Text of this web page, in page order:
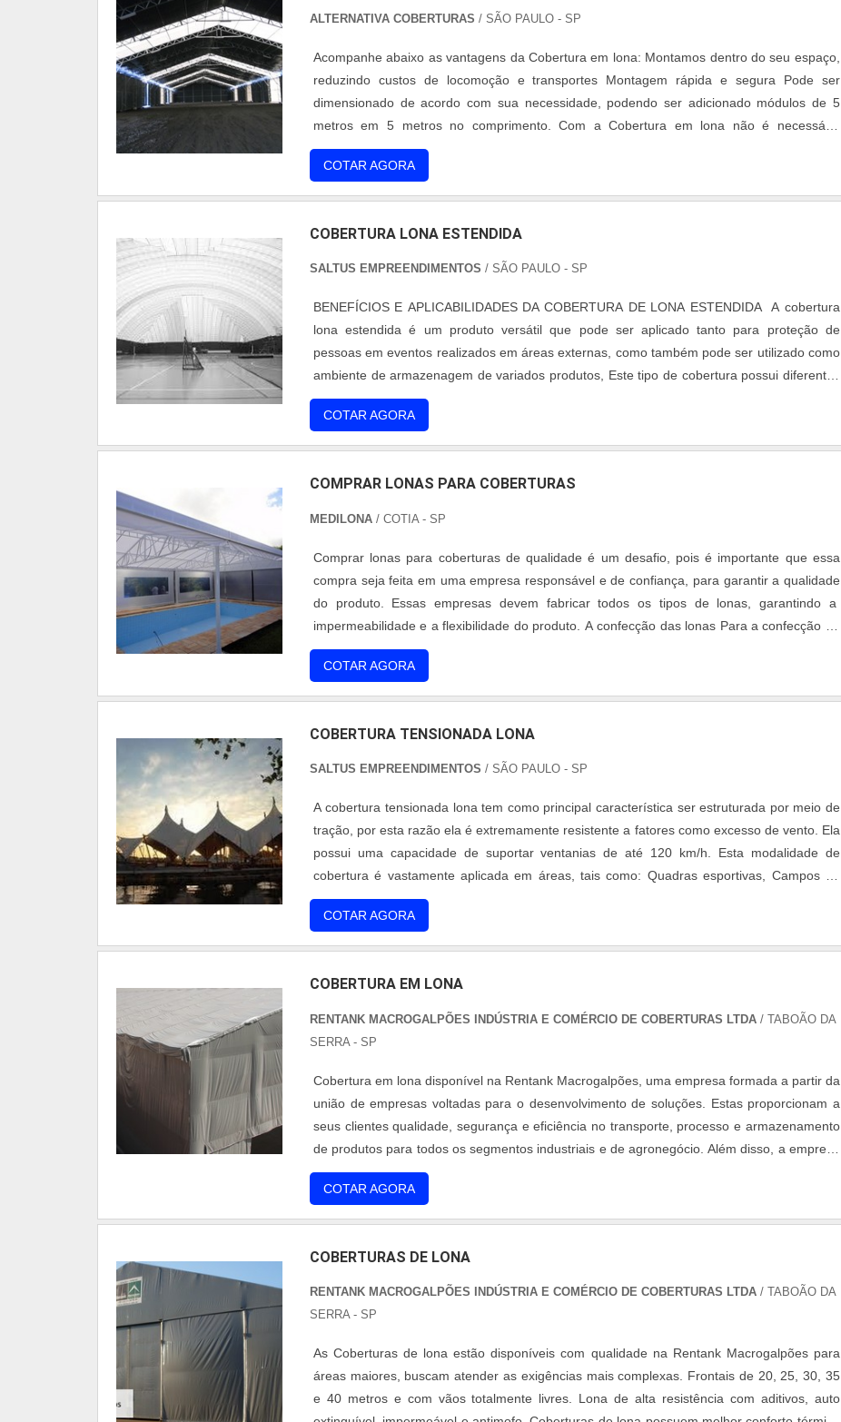
ALTERNATIVA COBERTURAS / SÃO PAULO - SP
Acompanhe abaixo as vantagens da Cobertura em lona: Montamos dentro do seu espaço,
reduzindo custos de locomoção e transportes Montagem rápida e segura Pode ser
dimensionado de acordo com sua necessidade, podendo ser adicionado módulos de 5
metros em 5 metros no comprimento. Com a Cobertura em lona não é necessária
autorizações especiais para montagem, diferente que uma construção convencional Não
necessita de fundação Não incide IPTU Estrutura d....
COTAR AGORA
COBERTURA LONA ESTENDIDA
SALTUS EMPREENDIMENTOS / SÃO PAULO - SP
BENEFÍCIOS E APLICABILIDADES DA COBERTURA DE LONA ESTENDIDA A cobertura
lona estendida é um produto versátil que pode ser aplicado tanto para proteção de
pessoas em eventos realizados em áreas externas, como também pode ser utilizado como
ambiente de armazenagem de variados produtos, Este tipo de cobertura possui diferentes
vantagens, o que faz dela um produto de excelente investimento. Veja abaixo, alguns dos
mais relevantes: Econômica: as cob....
COTAR AGORA
COMPRAR LONAS PARA COBERTURAS
MEDILONA/ COTIA - SP
Comprar lonas para coberturas de qualidade é um desafio, pois é importante que essa
compra seja feita em uma empresa responsável e de confiança, para garantir a qualidade
do produto. Essas empresas devem fabricar todos os tipos de lonas, garantindo a
impermeabilidade e a flexibilidade do produto. A confecção das lonas Para a confecção de
tendas e coberturas é utilizado o tecido de poliéster e laminado de PVC, e aditivos anti-
fungos e os efeitos ....
COTAR AGORA
COBERTURA TENSIONADA LONA
SALTUS EMPREENDIMENTOS / SÃO PAULO - SP
A cobertura tensionada lona tem como principal característica ser estruturada por meio de
tração, por esta razão ela é extremamente resistente a fatores como excesso de vento. Ela
possui uma capacidade de suportar ventanias de até 120 km/h. Esta modalidade de
cobertura é vastamente aplicada em áreas, tais como: Quadras esportivas, Campos de
futebol, Piscinas. COBERTURA TENSIONADA EFICIENTE E VERSÁTIL Além disso, ela é
muito requerida para a pr....
COTAR AGORA
COBERTURA EM LONA
RENTANK MACROGALPÕES INDÚSTRIA E COMÉRCIO DE COBERTURAS LTDA/ TABOÃO DA
SERRA - SP
Cobertura em lona disponível na Rentank Macrogalpões, uma empresa formada a partir da
união de empresas voltadas para o desenvolvimento de soluções. Estas proporcionam a
seus clientes qualidade, segurança e eficiência no transporte, processo e armazenamento
de produtos para todos os segmentos industriais e de agronegócio. Além disso, a empresa
sempre se mantém atualizada de forma permanente dos avanços tecnológicos, além de
desenvolver novas técn....
COTAR AGORA
COBERTURAS DE LONA
RENTANK MACROGALPÕES INDÚSTRIA E COMÉRCIO DE COBERTURAS LTDA/ TABOÃO DA
SERRA - SP
As Coberturas de lona estão disponíveis com qualidade na Rentank Macrogalpões para
áreas maiores, buscam atender as exigências mais complexas. Frontais de 20, 25, 30, 35
e 40 metros e com vãos totalmente livres. Lona de alta resistência com aditivos, auto